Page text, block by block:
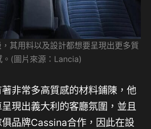
其用料以及設計都想要呈現出更多質
。(圖片來源：Lancia)
非常多高質感的材料鋪陳，他
現出義大利的客廳氛圍，並且
品牌Cassina合作，因此在設